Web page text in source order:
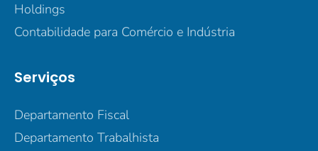
Holdings
Contabilidade para Comércio e Indústria
Serviços
Departamento Fiscal
Departamento Trabalhista